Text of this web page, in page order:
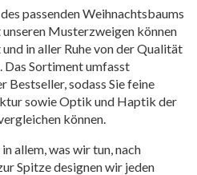
passenden Weihnachtsbaums
Musterzweigen können
in aller Ruhe von der Qualität
Das Sortiment umfasst
sodass Sie feine
sowie Optik und Haptik der
können.
allem, was wir tun, nach
Spitze designen wir jeden